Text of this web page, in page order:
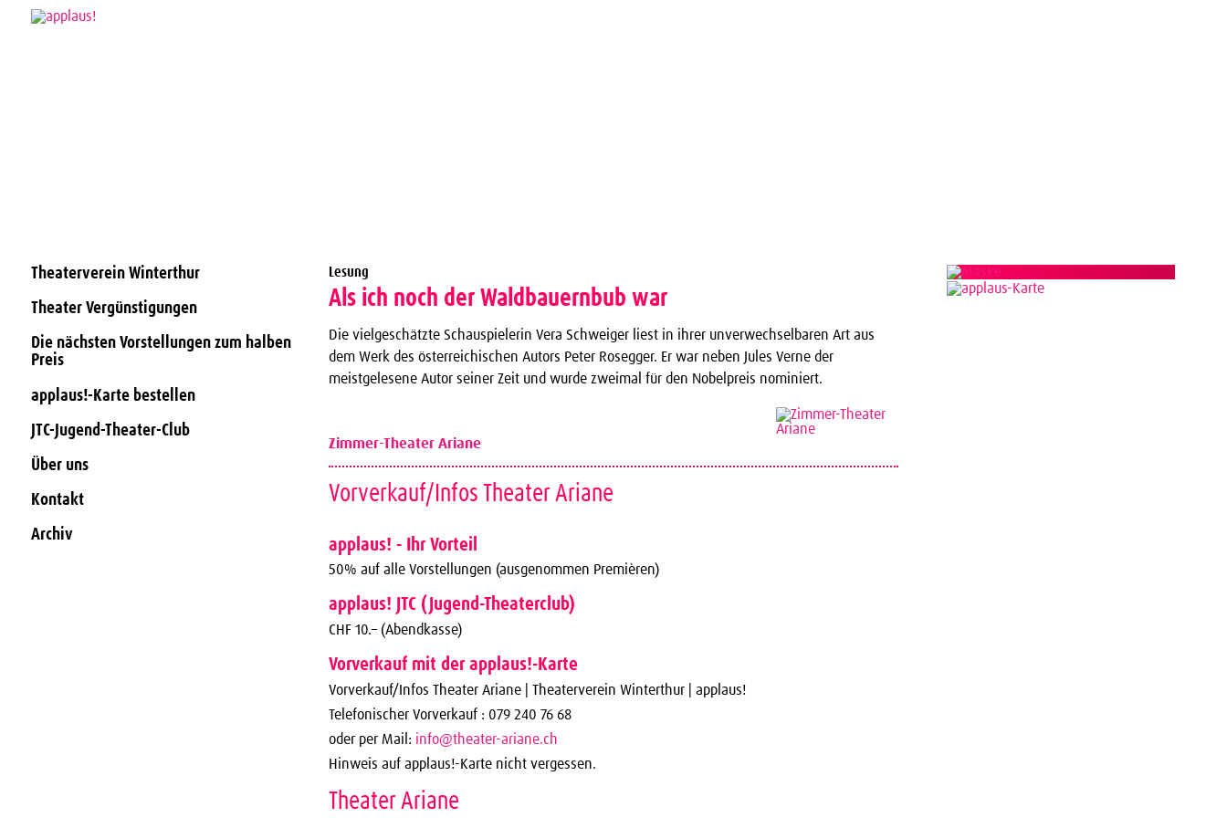
Theaterverein Winterthur
Theater Vergünstigungen
Die nächsten Vorstellungen zum halben
Preis
applaus!-Karte bestellen
JTC-Jugend-Theater-Club
Über uns
Kontakt
Archiv
Lesung
Als ich noch der Waldbauernbub war
Die vielgeschätzte Schauspielerin Vera Schweiger liest in ihrer unverwechselbaren Art aus
dem Werk des österreichischen Autors Peter Rosegger. Er war neben Jules Verne der
meistgelesene Autor seiner Zeit und wurde zweimal für den Nobelpreis nominiert.
Zimmer-Theater Ariane
Vorverkauf/Infos Theater Ariane
applaus! - Ihr Vorteil
50% auf alle Vorstellungen (ausgenommen Premièren)
applaus! JTC (Jugend-Theaterclub)
CHF 10.– (Abendkasse)
Vorverkauf mit der applaus!-Karte
Vorverkauf/Infos Theater Ariane | Theaterverein Winterthur | applaus!
Telefonischer Vorverkauf : 079 240 76 68
oder per Mail: info@theater-ariane.ch
Hinweis auf applaus!-Karte nicht vergessen.
Theater Ariane